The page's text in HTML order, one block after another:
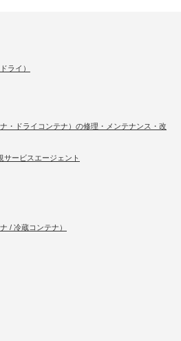
ライ）
・ドライコンテナ）の修理・メンテナンス・改
サービスエージェント
/ 冷蔵コンテナ）